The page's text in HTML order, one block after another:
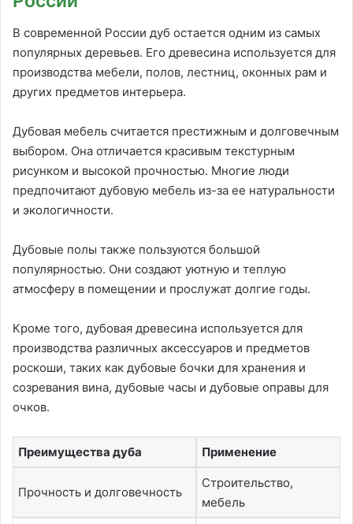
В современной России дуб остается одним из самых
популярных деревьев. Его древесина используется для
производства мебели, полов, лестниц, оконных рам и
других предметов интерьера.
Дубовая мебель считается престижным и долговечным
выбором. Она отличается красивым текстурным
рисунком и высокой прочностью. Многие люди
предпочитают дубовую мебель из-за ее натуральности
и экологичности.
Дубовые полы также пользуются большой
популярностью. Они создают уютную и теплую
атмосферу в помещении и прослужат долгие годы.
Кроме того, дубовая древесина используется для
производства различных аксессуаров и предметов
роскоши, таких как дубовые бочки для хранения и
созревания вина, дубовые часы и дубовые оправы для
очков.
Преимущества дуба Применение
Прочность и долговечность
Строительство,
мебель